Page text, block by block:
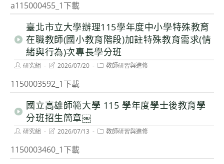
a115000455_1下載
臺北市立大學辦理115學年度中小學特殊教育
在職教師(國小教育階段)加註特殊教育需求(情
緒與行為)次專長學分班
Post研究組
Post
modified:
2026/07/20
Post教師研習與進修
1150003592_1下載
國立高雄師範大學 115 學年度學士後教育學
分班招生簡章￼
Post研究組
Post
modified:
2026/07/13
Post教師研習與進修
1150003460_1下載